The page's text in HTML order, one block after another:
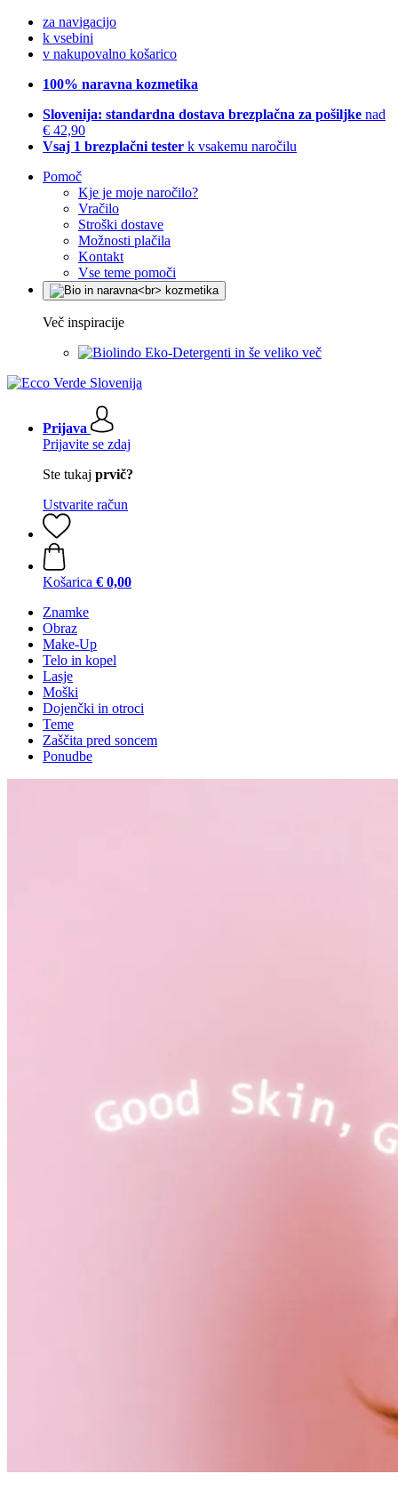
za navigacijo
k vsebini
v nakupovalno košarico
100% naravna kozmetika
Slovenija: standardna dostava brezplačna za pošiljke nad
€ 42,90
Vsaj 1 brezplačni tester k vsakemu naročilu
Pomoč
Kje je moje naročilo?
Vračilo
Stroški dostave
Možnosti plačila
Kontakt
Vse teme pomoči
Več inspiracije
Eko-Detergenti in še veliko več
Prijava
Prijavite se zdaj
Ste tukaj prvič?
Ustvarite račun
Košarica € 0,00
Znamke
Obraz
Make-Up
Telo in kopel
Lasje
Moški
Dojenčki in otroci
Teme
Zaščita pred soncem
Ponudbe